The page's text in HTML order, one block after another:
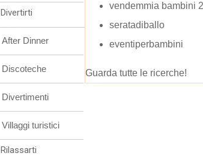
vendemmia bambini
seratadiballo
eventiperbambini
Guarda tutte le ricerche!
Divertirti
After Dinner
Discoteche
Divertimenti
Villaggi turistici
Rilassarti